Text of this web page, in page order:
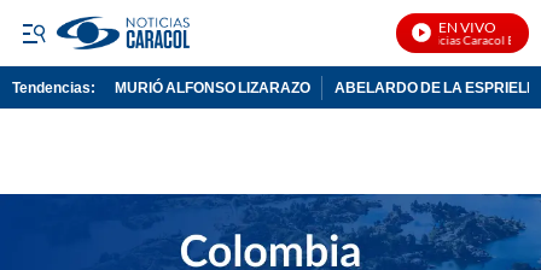
EN VIVO
Noticias Caracol En Vivo
Tendencias: MURIÓ ALFONSO LIZARAZO ABELARDO DE LA